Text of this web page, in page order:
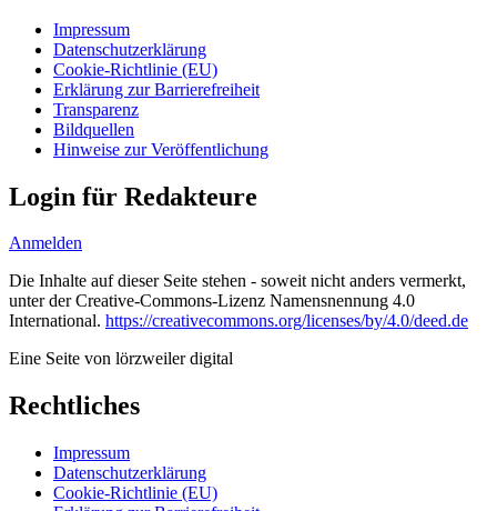
Impressum
Datenschutzerklärung
Cookie-Richtlinie (EU)
Erklärung zur Barrierefreiheit
Transparenz
Bildquellen
Hinweise zur Veröffentlichung
Login für Redakteure
Anmelden
Die Inhalte auf dieser Seite stehen - soweit nicht anders vermerkt,
unter der Creative-Commons-Lizenz Namensnennung 4.0
International. https://creativecommons.org/licenses/by/4.0/deed.de
Eine Seite von lörzweiler digital
Rechtliches
Impressum
Datenschutzerklärung
Cookie-Richtlinie (EU)